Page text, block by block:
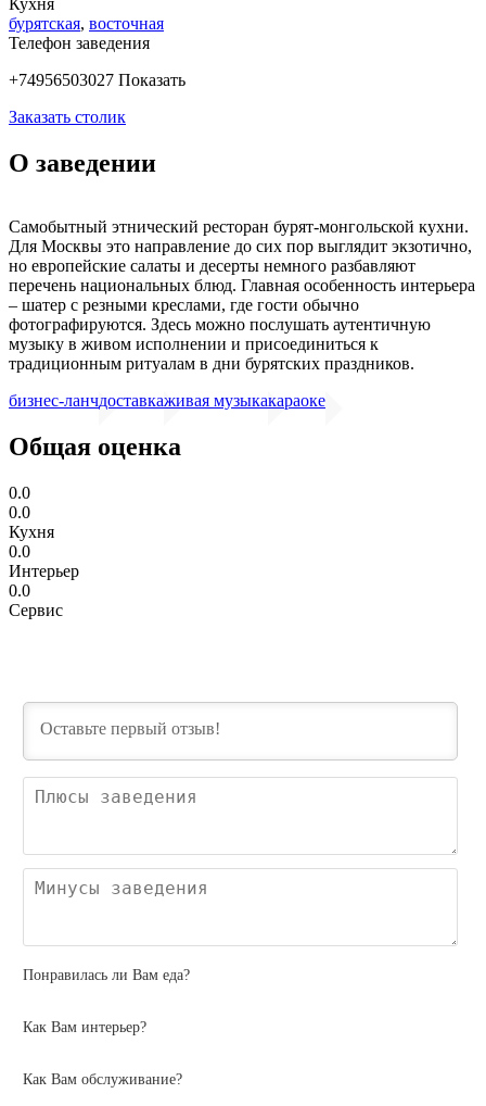
Кухня
бурятская, восточная
Телефон заведения
+74956503027 Показать
Заказать столик
О заведении
Самобытный этнический ресторан бурят-монгольской кухни.
Для Москвы это направление до сих пор выглядит экзотично,
но европейские салаты и десерты немного разбавляют
перечень национальных блюд. Главная особенность интерьера
– шатер с резными креслами, где гости обычно
фотографируются. Здесь можно послушать аутентичную
музыку в живом исполнении и присоединиться к
традиционным ритуалам в дни бурятских праздников.
бизнес-ланчдоставкаживая музыкакараоке
Общая оценка
0.0
0.0
Кухня
0.0
Интерьер
0.0
Сервис
Понравилась ли Вам еда?
Как Вам интерьер?
Как Вам обслуживание?